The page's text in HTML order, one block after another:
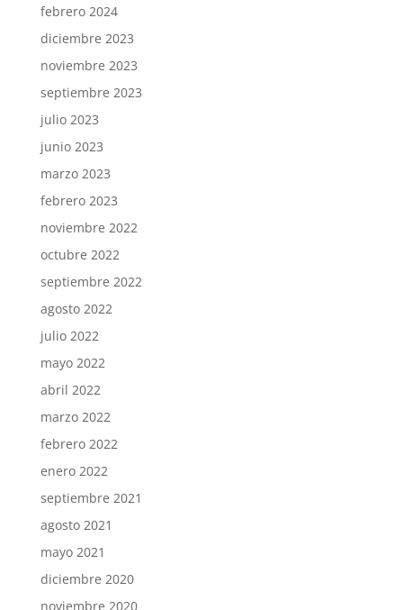
febrero 2024
diciembre 2023
noviembre 2023
septiembre 2023
julio 2023
junio 2023
marzo 2023
febrero 2023
noviembre 2022
octubre 2022
septiembre 2022
agosto 2022
julio 2022
mayo 2022
abril 2022
marzo 2022
febrero 2022
enero 2022
septiembre 2021
agosto 2021
mayo 2021
diciembre 2020
noviembre 2020